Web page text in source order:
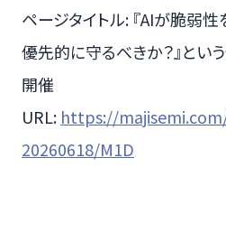
ページタイトル: 『AIが脆弱
優先的に守るべきか？』とい
開催
URL: https://
20260618/M1D